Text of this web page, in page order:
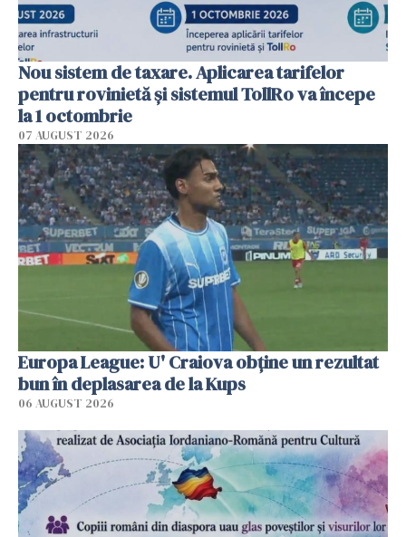
Nou sistem de taxare. Aplicarea tarifelor
pentru rovinietă şi sistemul TollRo va începe
la 1 octombrie
07 AUGUST 2026
Europa League: U' Craiova obține un rezultat
bun în deplasarea de la Kups
06 AUGUST 2026